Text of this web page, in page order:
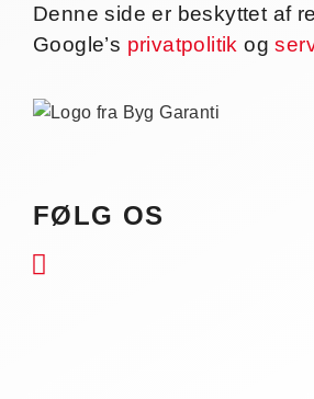
Denne side er beskyttet af
Google’s privatpolitik og
FØLG OS